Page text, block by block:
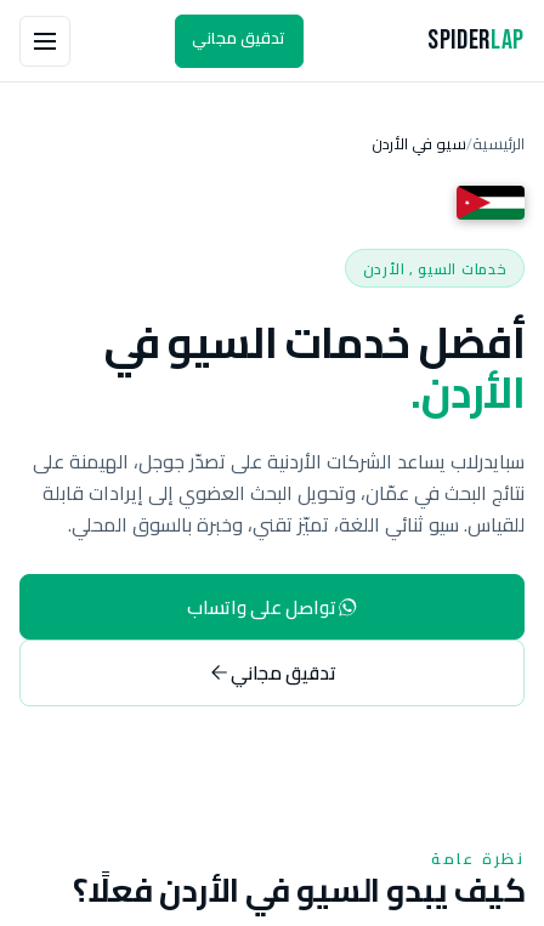
SpiderLap تدقيق مجاني
الرئيسية/سيو في الأردن
خدمات السيو , الأردن
أفضل خدمات السيو في
الأردن.
سبايدرلاب يساعد الشركات الأردنية على تصدّر جوجل، الهيمنة على
نتائج البحث في عمّان، وتحويل البحث العضوي إلى إيرادات قابلة
للقياس. سيو ثنائي اللغة، تميّز تقني، وخبرة بالسوق المحلي.
تواصل على واتساب
تدقيق مجاني
نظرة عامة
كيف يبدو السيو في الأردن فعلًا؟